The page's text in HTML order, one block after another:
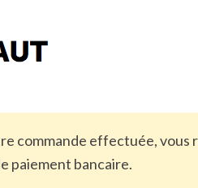
commande effectuée, vous
paiement bancaire.